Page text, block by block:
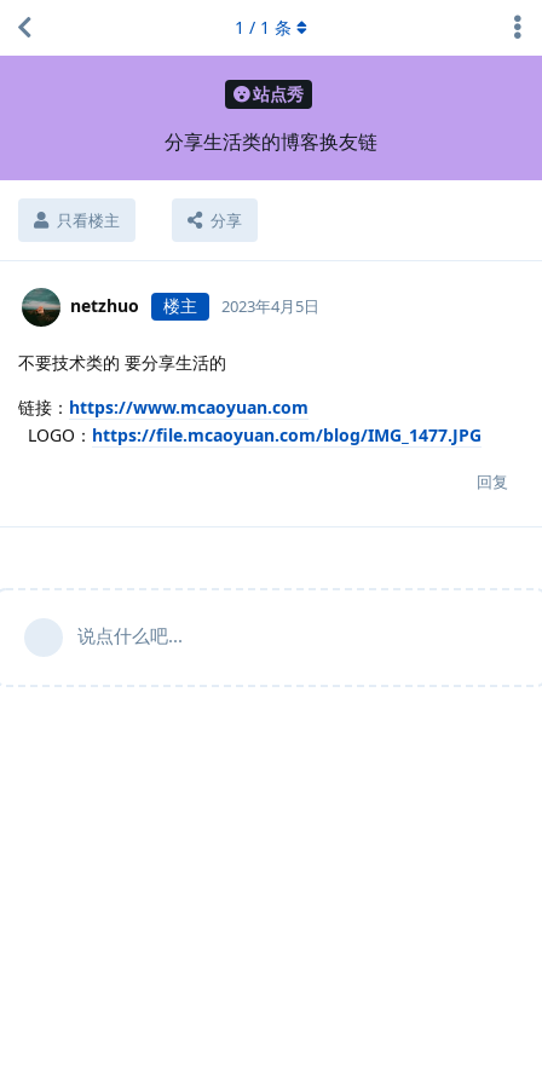
站点秀
分享生活类的博客换友链
只看楼主 分享
1 / 1 条
netzhuo 楼主 2023年4月5日
不要技术类的 要分享生活的
链接： https://www.mcaoyuan.com
LOGO： https://file.mcaoyuan.com/blog/IMG_1477.JPG
回复
说点什么吧...